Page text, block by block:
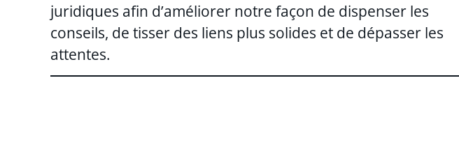
juridiques afin d’améliorer notre façon de dispenser les
conseils, de tisser des liens plus solides et de dépasser les
attentes.